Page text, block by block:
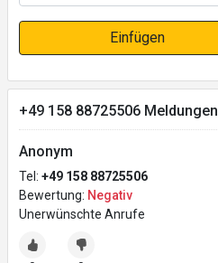
Einfügen
+49 158 88725506 Meldungen
Anonym
Tel: +49 158 88725506
Bewertung: Negativ
Unerwünschte Anrufe